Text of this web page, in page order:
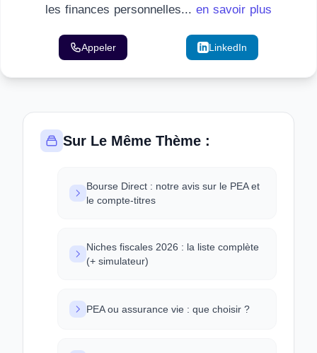
les finances personnelles... en savoir plus
Appeler LinkedIn
Sur Le Même Thème :
Bourse Direct : notre avis sur le PEA et
le compte-titres
Niches fiscales 2026 : la liste complète
(+ simulateur)
PEA ou assurance vie : que choisir ?